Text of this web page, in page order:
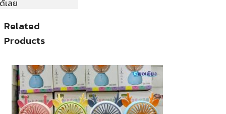
Related
Products